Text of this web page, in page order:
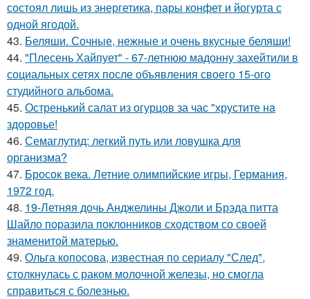
состоял лишь из энергетика, пары конфет и йогурта с
одной ягодой.
43. Беляши. Сочные, нежные и очень вкусные беляши!
44. "Плесень Хайпует" - 67-летнюю мадонну захейтили в
социальных сетях после объявления своего 15-ого
студийного альбома.
45. Остренький салат из огурцов за час "хрустите нa
здоровье!
46. Семаглутид: легкий путь или ловушка для
организма?
47. Бросок века. Летние олимпийские игры, Германия,
1972 год.
48. 19-Летняя дочь Анджелины Джоли и Брэда питта
Шайло поразила поклонников сходством со своей
знаменитой матерью.
49. Ольга копосова, известная по сериалу "След",
столкнулась с раком молочной железы, но смогла
справиться с болезнью.